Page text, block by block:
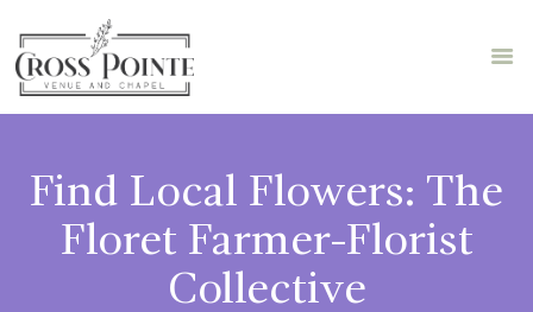
Find Local Flowers: The
Floret Farmer-Florist
Collective
ABOUT US
STORE
FEATURES